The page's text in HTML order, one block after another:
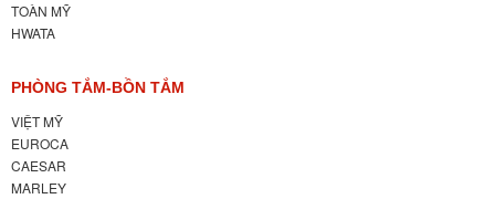
TOÀN MỸ
HWATA
PHÒNG TẮM-BỒN TẮM
VIỆT MỸ
EUROCA
CAESAR
MARLEY